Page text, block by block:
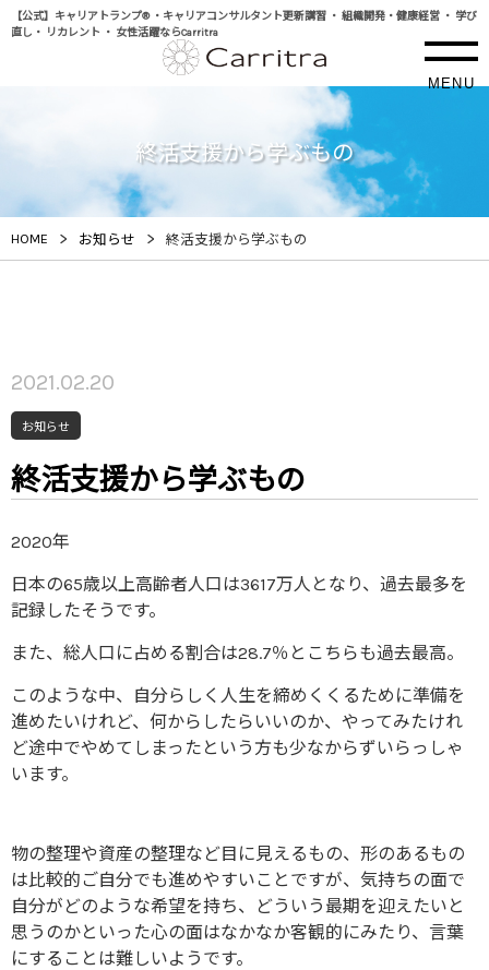
【公式】キャリアトランプ® ・キャリアコンサルタント更新講習 ・ 組織開発・健康経営 ・ 学び
直し・ リカレント ・ 女性活躍ならCarritra
MENU
終活支援から学ぶもの
HOME > お知らせ > 終活支援から学ぶもの
2021.02.20
お知らせ
終活支援から学ぶもの
2020年
日本の65歳以上高齢者人口は3617万人となり、過去最多を
記録したそうです。
また、総人口に占める割合は28.7％とこちらも過去最高。
このような中、自分らしく人生を締めくくるために準備を
進めたいけれど、何からしたらいいのか、やってみたけれ
ど途中でやめてしまったという方も少なからずいらっしゃ
います。
物の整理や資産の整理など目に見えるもの、形のあるもの
は比較的ご自分でも進めやすいことですが、気持ちの面で
自分がどのような希望を持ち、どういう最期を迎えたいと
思うのかといった心の面はなかなか客観的にみたり、言葉
にすることは難しいようです。